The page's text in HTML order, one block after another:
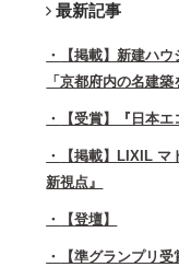
最新記事
【掲載】新建ハ
「京都府内の名建築
【受賞】『日本
【掲載】LIXIL
新視点』
【登壇】
【準グランプリ